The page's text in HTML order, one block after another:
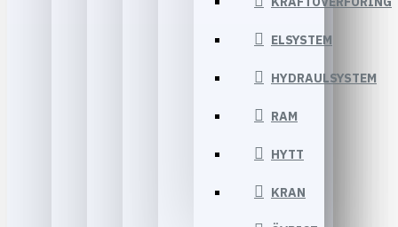
ELSYSTEM
HYDRAULSYSTEM
RAM
HYTT
KRAN